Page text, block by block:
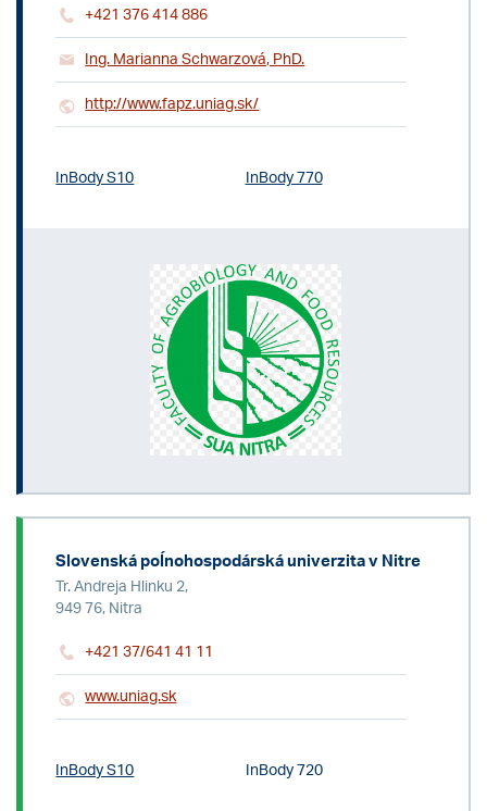
+421 376 414 886
Ing. Marianna Schwarzová, PhD.
http://www.fapz.uniag.sk/
InBody S10 InBody 770
Slovenská poĺnohospodárská univerzita v Nitre
Tr. Andreja Hlinku 2,
949 76, Nitra
+421 37/641 41 11
www.uniag.sk
InBody S10 InBody 720